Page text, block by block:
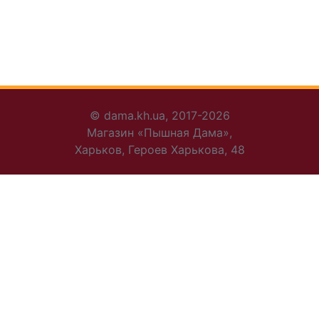
© dama.kh.ua, 2017-2026
Магазин «Пышная Дама»,
Харьков, Героев Харькова, 48